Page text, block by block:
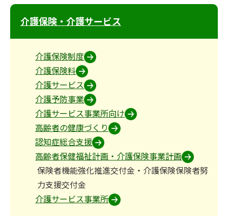
介護保険・介護サービス
介護保険制度
介護保険料
介護サービス
介護予防事業
介護サービス事業所向け
高齢者の健康づくり
認知症総合支援
高齢者保健福祉計画・介護保険事業計画
保険者機能強化推進交付金・介護保険保険者努
力支援交付金
介護サービス事業所